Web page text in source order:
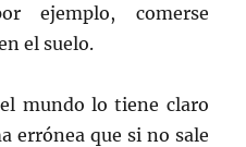
ejemplo, comerse
el suelo.
mundo lo tiene claro
errónea que si no sale